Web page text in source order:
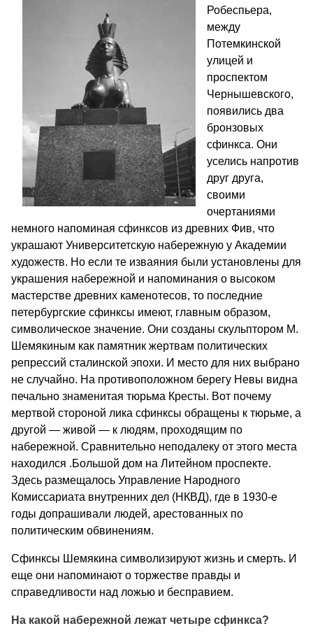
Робеспьера,
между
Потемкинской
улицей и
проспектом
Чернышевского,
появились два
бронзовых
сфинкса. Они
уселись напротив
друг друга,
своими
очертаниями
немного напоминая сфинксов из древних Фив, что
украшают Университетскую набережную у Академии
художеств. Но если те изваяния были установлены для
украшения набережной и напоминания о высоком
мастерстве древних каменотесов, то последние
петербургские сфинксы имеют, главным образом,
символическое значение. Они созданы скульптором М.
Шемякиным как памятник жертвам политических
репрессий сталинской эпохи. И место для них выбрано
не случайно. На противоположном берегу Невы видна
печально знаменитая тюрьма Кресты. Вот почему
мертвой стороной лика сфинксы обращены к тюрьме, а
другой — живой — к людям, проходящим по
набережной. Сравнительно неподалеку от этого места
находился .Большой дом на Литейном проспекте.
Здесь размещалось Управление Народного
Комиссариата внутренних дел (НКВД), где в 1930-е
годы допрашивали людей, арестованных по
политическим обвинениям.
Сфинксы Шемякина символизируют жизнь и смерть. И
еще они напоминают о торжестве правды и
справедливости над ложью и бесправием.
На какой набережной лежат четыре сфинкса?